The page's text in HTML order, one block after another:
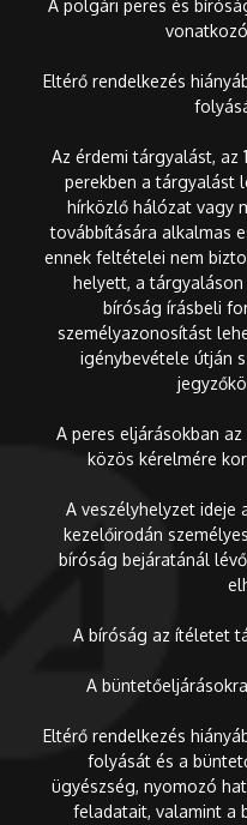
A polgári peres és
Eltérő rendelkezés
Az érdemi tárgyalást, az
perekben a tárgyalást
hírközlő hálózat vagy
továbbítására alkalmas
ennek feltételei nem
helyett, a
bíróság írásbeli
személyazonosítást
igénybevétele útján
A peres eljárásokban
közös kérelmére
A veszélyhelyzet ideje
kezelőirodán
bíróság bejáratánál
A bíróság az ítéletet
A
Eltérő rendelkezés
folyását és a
ügyészség, nyomozó
feladatait, valamint a